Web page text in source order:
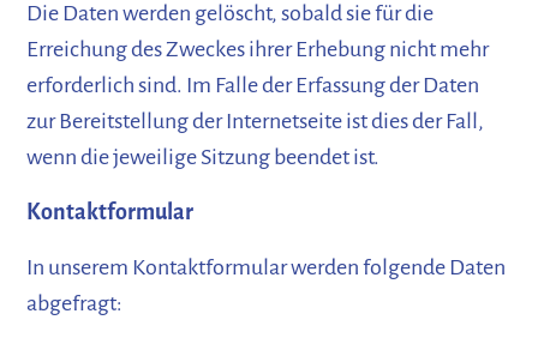
Die Daten werden gelöscht, sobald sie für die
Erreichung des Zweckes ihrer Erhebung nicht mehr
erforderlich sind. Im Falle der Erfassung der Daten
zur Bereitstellung der Internetseite ist dies der Fall,
wenn die jeweilige Sitzung beendet ist.
Kontaktformular
In unserem Kontaktformular werden folgende Daten
abgefragt: